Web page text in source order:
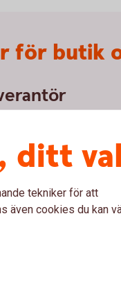
för butik
kampanjer i
på lagersaldon,
betala
utmaning. Därför
du vill att de
ditt val
tekniker för att
även cookies du kan